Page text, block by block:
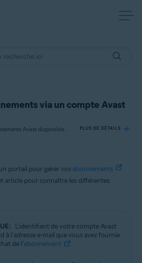
via un compte Avast
S’applique à Tous les abonnements Avast disponibles pour les particuliers PLUS DE DÉTAILS
Avast disponibles pour les particuliers
portail pour gérer vos abonnements
article pour connaître les différentes
L'identifiant de votre compte Avast
à l'adresse e-mail que vous avez fournie
de l'abonnement .